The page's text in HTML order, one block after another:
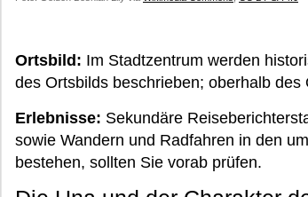
Ortsbild: Im Stadtzentrum werden
des Ortsbilds beschrieben; oberhalb
Erlebnisse: Sekundäre
sowie Wandern und Radfahren in den
bestehen, sollten Sie vorab prüfen.